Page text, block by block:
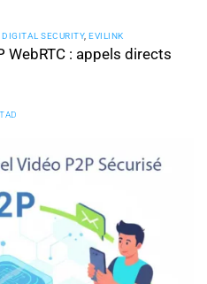
DIGITAL SECURITY,EVILINK
WebRTC : appels directs